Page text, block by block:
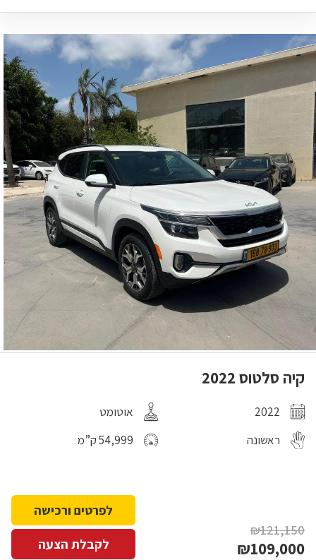
קיה סלטוס 2022
2022
אוטומט
ראשונה
54,999 ק”מ
₪121,150
₪109,000
לפרטים ורכישה
לקבלת הצעה